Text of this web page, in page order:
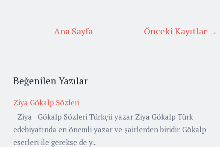
Önceki Kayıtlar →
Ana Sayfa
Beğenilen Yazılar
Ziya Gökalp Sözleri
Ziya Gökalp Sözleri Türkçü yazar Ziya Gökalp Türk
edebiyatında en önemli yazar ve şairlerden biridir. Gökalp
eserleri ile gerekse de y...